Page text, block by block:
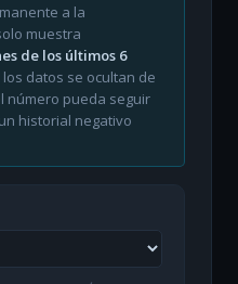
a la
muestra
de los últimos 6
datos se ocultan de
número pueda seguir
historial negativo